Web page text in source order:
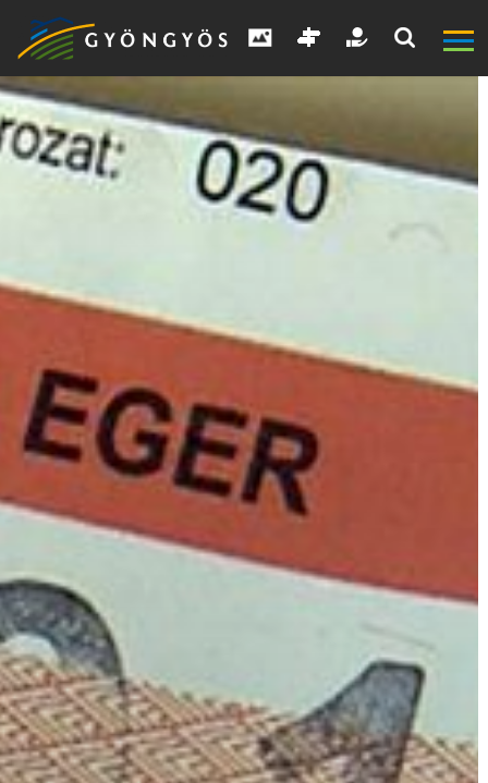
VÁROS
KIEMELT
LÁTVÁNYOSSÁGOK
GYÖNGYÖS
ÉRTÉKTÁRA
LAKOSSÁGI
INFORMÁCIÓK
HASZNOS
KVÍZ